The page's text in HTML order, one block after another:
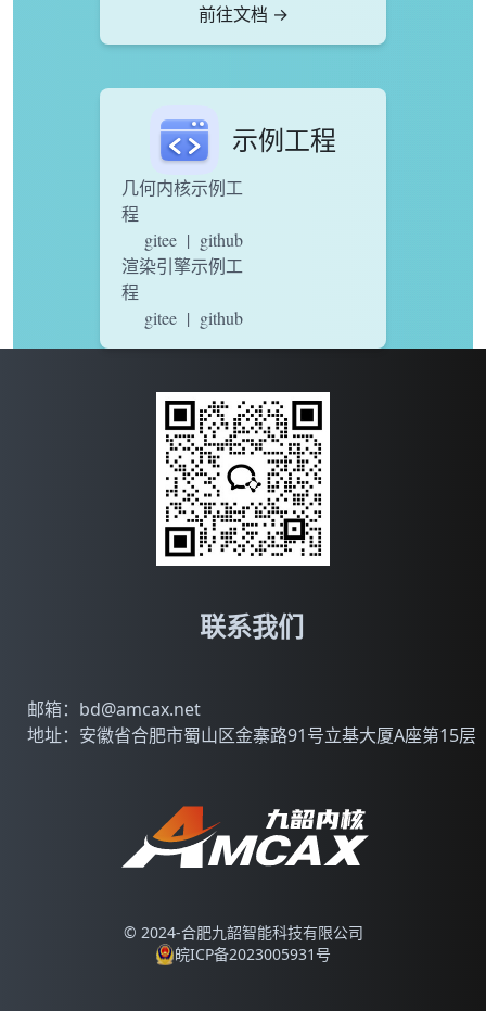
前往文档 →
示例工程
几何内核示例工
程
gitee | github
渲染引擎示例工
程
gitee | github
联系我们
邮箱：bd@amcax.net
地址：安徽省合肥市蜀山区金寨路91号立基大厦A座第15层
© 2024-合肥九韶智能科技有限公司
皖ICP备2023005931号